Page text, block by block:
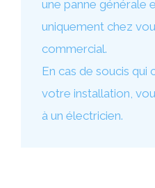
une panne générale
uniquement chez
commercial.
En cas de soucis qui
votre installation,
à un électricien.